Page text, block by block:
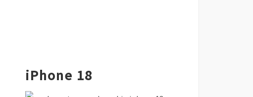
iPhone 18